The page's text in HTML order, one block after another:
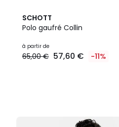
SCHOTT
Polo gaufré Collin
Prix
à
à partir de
65,00 € 57,60 € -11%
2
Couleurs